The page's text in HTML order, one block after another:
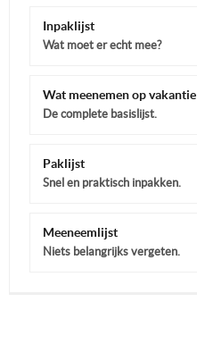
Inpaklijst
Wat moet er echt mee?
Wat meenemen op vakantie
De complete basislijst.
Paklijst
Snel en praktisch inpakken.
Meeneemlijst
Niets belangrijks vergeten.